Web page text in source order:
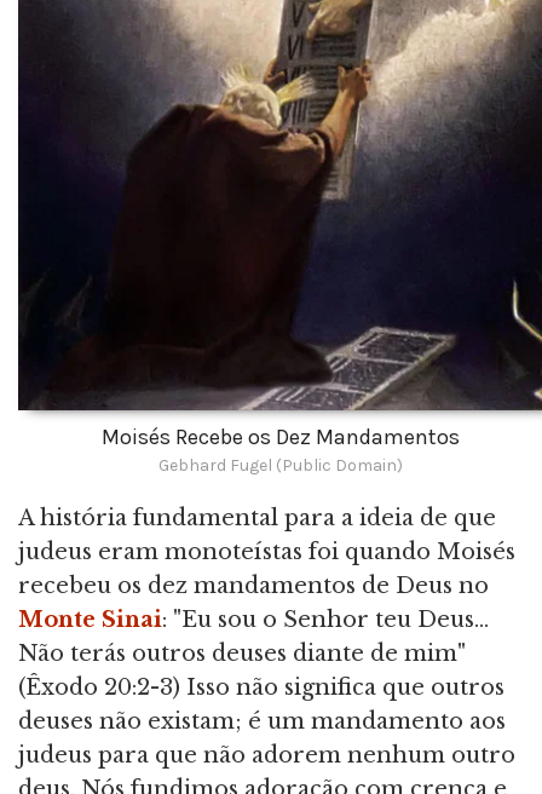
Moisés Recebe os Dez Mandamentos
Gebhard Fugel (Public Domain)
A história fundamental para a ideia de que
judeus eram monoteístas foi quando Moisés
recebeu os dez mandamentos de Deus no
Monte Sinai: "Eu sou o Senhor teu Deus...
Não terás outros deuses diante de mim"
(Êxodo 20:2-3) Isso não significa que outros
deuses não existam; é um mandamento aos
judeus para que não adorem nenhum outro